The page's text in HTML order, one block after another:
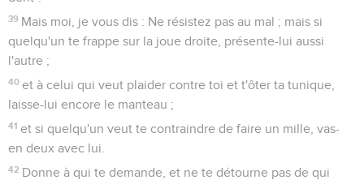
39 Mais moi, je vous dis : Ne résistez pas au mal ; mais si
quelqu'un te frappe sur la joue droite, présente-lui aussi
l'autre ;
40 et à celui qui veut plaider contre toi et t'ôter ta tunique,
laisse-lui encore le manteau ;
41 et si quelqu'un veut te contraindre de faire un mille, vas-
en deux avec lui.
42 Donne à qui te demande, et ne te détourne pas de qui